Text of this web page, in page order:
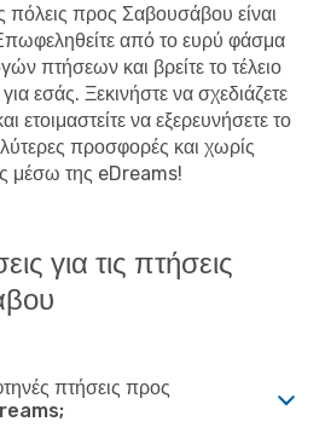
πόλεις προς Σαβουσάβου είναι
από το ευρύ φάσμα
πτήσεων και βρείτε το τέλειο
εσάς. Ξεκινήστε να σχεδιάζετε
ετοιμαστείτε να εξερευνήσετε το
προσφορές και χωρίς
μέσω της eDreams!
για τις πτήσεις
πτήσεις προς